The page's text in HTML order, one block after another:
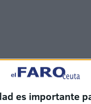
es importante